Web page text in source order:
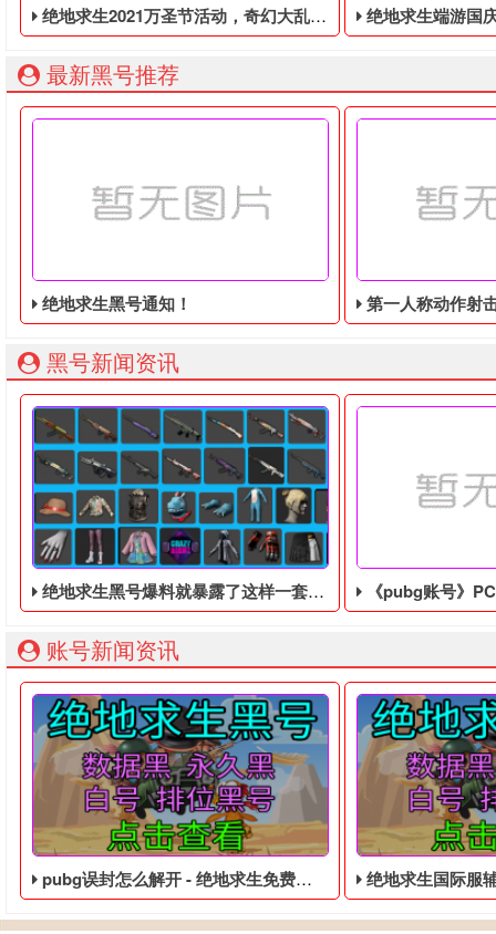
绝地求生2021万圣节活动，奇幻大乱斗回归，还有新皮肤和新地图 绝地求生端游国庆节的终极白嫖活
最新黑号推荐
绝地求生黑号通知！ 第一人称动作射击游戏《绝地
黑号新闻资讯
绝地求生黑号爆料就暴露了这样一套皮肤 《pubg账号》PC版将
账号新闻资讯
pubg误封怎么解开 - 绝地求生免费的账号 绝地求生国际服辅助器免